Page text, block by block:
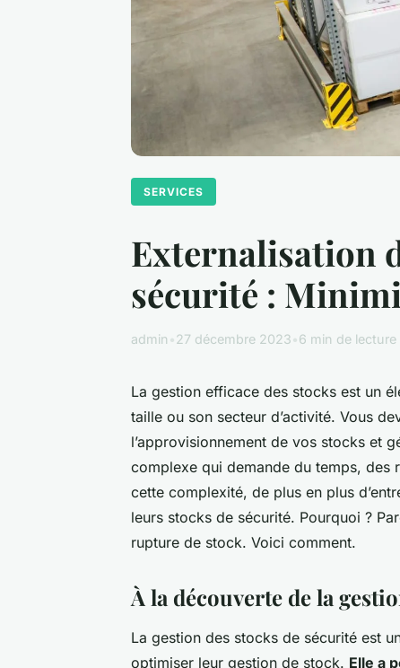
SERVICES
Externalisation
sécurité :
admin •27 décembre 2023•6 min de lecture
La gestion efficace des stocks est un
taille ou son secteur d’activité. Vous
l’approvisionnement de vos stocks et
complexe qui demande du temps, des
cette complexité, de plus en plus
leurs stocks de sécurité. Pourquoi ?
rupture de stock. Voici comment.
À la découverte de la
La gestion des stocks de sécurité est
optimiser leur gestion de stock. Elle a